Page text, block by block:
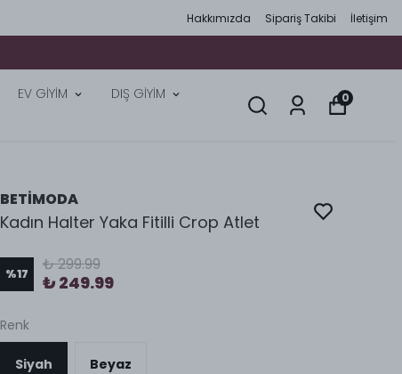
Hakkımızda Sipariş Takibi İletişim
EV GİYİM
DIŞ GİYİM
0
BETİMODA
Kadın Halter Yaka Fitilli Crop Atlet
%17 ₺ 299.99
₺ 249.99
Renk
Siyah Beyaz